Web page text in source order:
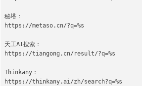
秘塔：
https://metaso.cn/?q=%s
天工AI搜索：
https://tiangong.cn/result/?q=%s
Thinkany：
https://thinkany.ai/zh/search?q=%s